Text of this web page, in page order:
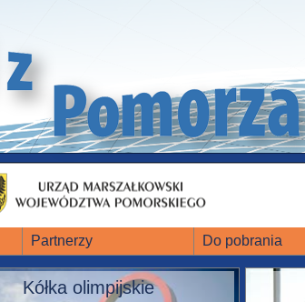
Partnerzy Do pobrania
Kółka olimpijskie